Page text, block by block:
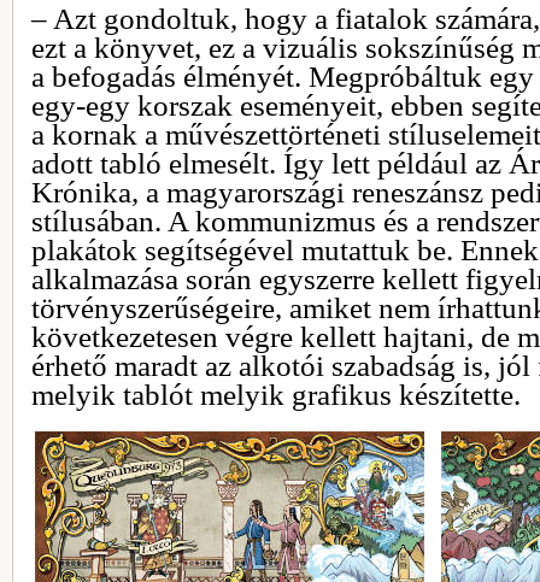
– Azt gondoltuk, hogy a fiatalok
ezt a könyvet, ez a vizuális sokszínűség
a befogadás élményét. Megpróbáltuk
egy-egy korszak eseményeit, ebben
a kornak a művészettörténeti
adott tabló elmesélt. Így lett például az
Krónika, a magyarországi reneszánsz
stílusában. A kommunizmus és a
plakátok segítségével mutattuk be.
alkalmazása során egyszerre kellett
törvényszerűségeire, amiket nem
következetesen végre kellett hajtani, de
érhető maradt az alkotói szabadság is,
melyik tablót melyik grafikus készítette.